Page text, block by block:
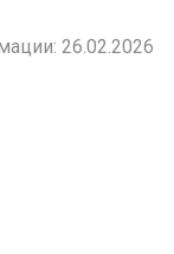
26.02.2026